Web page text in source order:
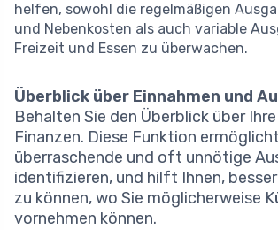
helfen, sowohl die regelmäßigen
und Nebenkosten als auch variable
Freizeit und Essen zu überwachen.
Überblick über Einnahmen und
Behalten Sie den Überblick über
Finanzen. Diese Funktion
überraschende und oft unnötige
identifizieren, und hilft Ihnen,
zu können, wo Sie möglicherweise
vornehmen können.